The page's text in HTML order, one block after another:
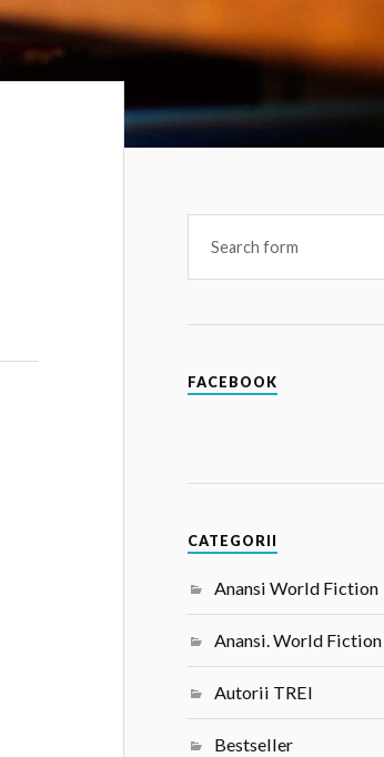
FACEBOOK
CATEGORII
Anansi World Fiction
Anansi. World Fiction
Autorii TREI
Bestseller